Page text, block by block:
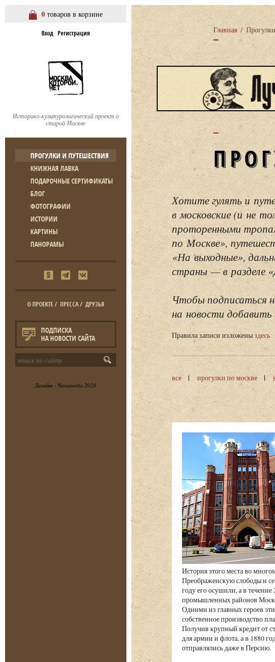
0 товаров в корзине
Вход Регистрация
Историко-культурологический проект о
старой Москве
ПРОГУЛКИ И ПУТЕШЕСТВИЯ
КНИЖНАЯ ЛАВКА
ПОДАРОЧНЫЕ СЕРТИФИКАТЫ
БЛОГ
ФОТОГРАФИИ
ИСТОРИИ
КАРТИНЫ
ПАНОРАМЫ
О ПРОЕКТЕ/ ПРЕССА/ ДРУЗЬЯ
ПОДПИСКА
НА НОВОСТИ САЙТА
Дизайн - Notamedia 2026
Главная /
Хотите гулять и
в московские (и не
проторенными
по Москве»,
«На выходные»,
страны — в разделе
Чтобы подписаться
на новости добавить
Правила записи изложеныздесь
все прогулки по москве
История этого места во
Преображенскую слободы и
году его осушили, а в
промышленных районов
Одними из главных героев
собственное производство
Получив крупный кредит от
для армии и флота, а в 1880
отправлялись даже в Персию.